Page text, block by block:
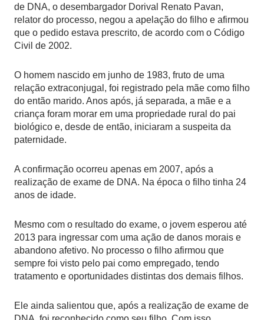
de DNA, o desembargador Dorival Renato Pavan,
relator do processo, negou a apelação do filho e afirmou
que o pedido estava prescrito, de acordo com o Código
Civil de 2002.
O homem nascido em junho de 1983, fruto de uma
relação extraconjugal, foi registrado pela mãe como filho
do então marido. Anos após, já separada, a mãe e a
criança foram morar em uma propriedade rural do pai
biológico e, desde de então, iniciaram a suspeita da
paternidade.
A confirmação ocorreu apenas em 2007, após a
realização de exame de DNA. Na época o filho tinha 24
anos de idade.
Mesmo com o resultado do exame, o jovem esperou até
2013 para ingressar com uma ação de danos morais e
abandono afetivo. No processo o filho afirmou que
sempre foi visto pelo pai como empregado, tendo
tratamento e oportunidades distintas dos demais filhos.
Ele ainda salientou que, após a realização de exame de